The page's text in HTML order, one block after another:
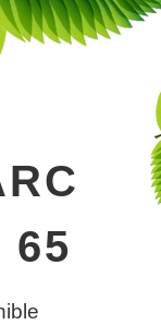
65